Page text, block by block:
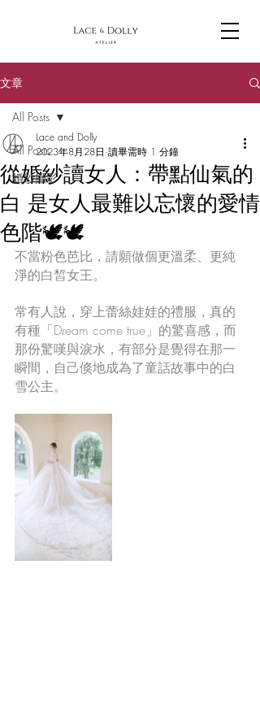
文章
All Posts
婚紗攝影
All Posts
從婚紗讀女人：帶點仙氣的
白 是女人最難以忘懷的愛情
色階🕊🕊
Lace and Dolly
2023年8月28日 讀畢需時 1 分鐘
不當粉色芭比，請願做個更溫柔、更純
淨的白皙女王。
常有人說，穿上蕾絲娃娃的禮服，真的
有種「Dream come true」的驚喜感，而
那份驚嘆與淚水，有部分是覺得在那一
瞬間，自己倏地成為了童話故事中的白
雪公主。